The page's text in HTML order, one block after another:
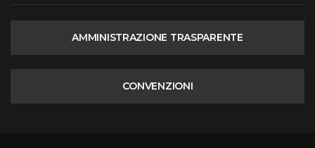
AMMINISTRAZIONE TRASPARENTE
CONVENZIONI